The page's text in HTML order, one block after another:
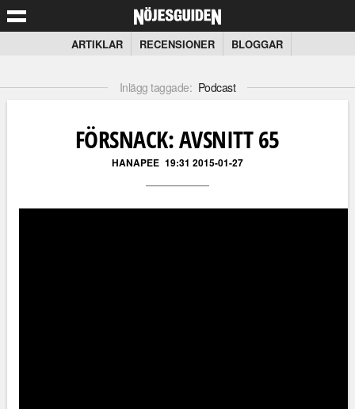
ARTIKLAR RECENSIONER BLOGGAR
Inlägg taggade: Podcast
FÖRSNACK: AVSNITT 65
HANAPEE 19:31 2015-01-27